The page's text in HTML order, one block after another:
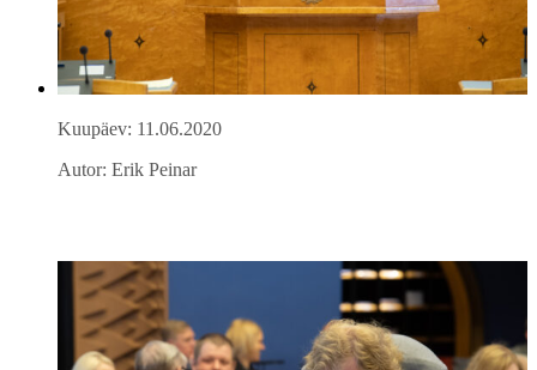
Kuupäev: 11.06.2020
Autor: Erik Peinar